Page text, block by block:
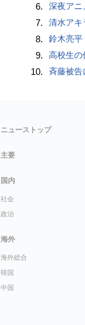
6. 深夜アニ
7. 清水アキ
8. 鈴木亮平
9. 高校生の
10. 斉藤被告
ニューストップ
主要
国内
社会
政治
海外
海外総合
韓国
中国